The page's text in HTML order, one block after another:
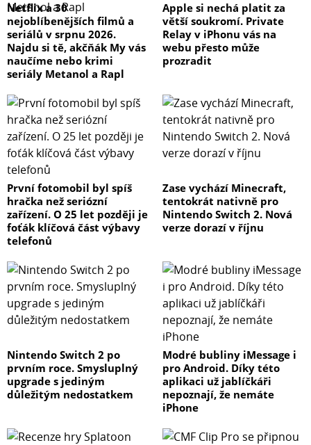
Netflix a 30
nejoblíbenějších filmů a
seriálů v srpnu 2026.
Najdu si tě, akčňák My vás
naučíme nebo krimi
seriály Metanol a Rapl
Apple si nechá platit za
větší soukromí. Private
Relay v iPhonu vás na
webu přesto může
prozradit
První fotomobil byl spíš
hračka než seriózní
zařízení. O 25 let později je
foťák klíčová část výbavy
telefonů
Zase vychází Minecraft,
tentokrát nativně pro
Nintendo Switch 2. Nová
verze dorazí v říjnu
Nintendo Switch 2 po
prvním roce. Smysluplný
upgrade s jediným
důležitým nedostatkem
Modré bubliny iMessage i
pro Android. Díky této
aplikaci už jablíčkáři
nepoznají, že nemáte
iPhone